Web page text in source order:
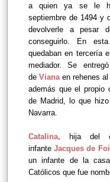
a quien ya se le
septiembre de 1494 y
devolverle a pesar
conseguirlo. En
quedaban en tercería
mediador. Se
deViana en rehenes
además que el propio
de Madrid, lo que
Navarra.
Catalina,
hija del
infanteJacques de
un infante de la
Católicos que fue